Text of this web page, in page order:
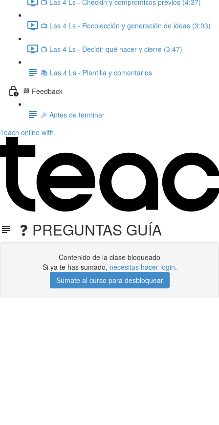
📺 Las 4 Ls - Recolección y generación de ideas (3:03)
📺 Las 4 Ls - Decidir qué hacer y cierre (3:47)
📚 Las 4 Ls - Plantilla y comentarios
🏁 Feedback
🎉 Antes de terminar
Teach online with
❓ PREGUNTAS GUÍA
Contenido de la clase bloqueado
Si ya te has sumado, necesitas hacer login.
Súmate al curso para desbloquear